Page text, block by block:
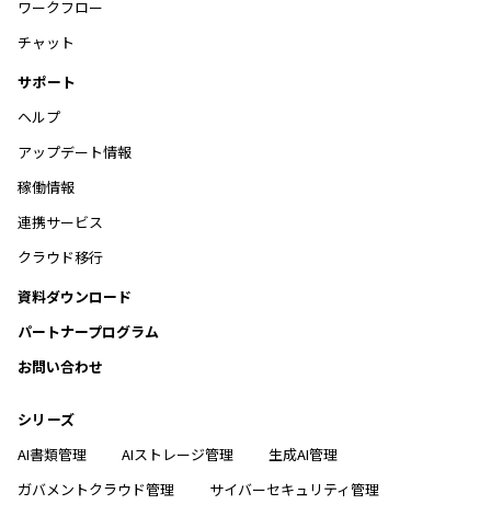
ワークフロー
チャット
サポート
ヘルプ
アップデート情報
稼働情報
連携サービス
クラウド移行
資料ダウンロード
パートナープログラム
お問い合わせ
シリーズ
AI書類管理
AIストレージ管理
生成AI管理
ガバメントクラウド管理
サイバーセキュリティ管理